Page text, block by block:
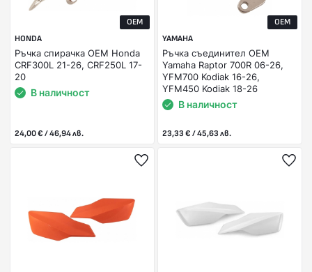
OEM
HONDA
Ръчка спирачка OEM Honda
CRF300L 21-26, CRF250L 17-
20
В наличност
24,00 € / 46,94 лв.
OEM
YAMAHA
Ръчка съединител OEM
Yamaha Raptor 700R 06-26,
YFM700 Kodiak 16-26,
YFM450 Kodiak 18-26
В наличност
23,33 € / 45,63 лв.